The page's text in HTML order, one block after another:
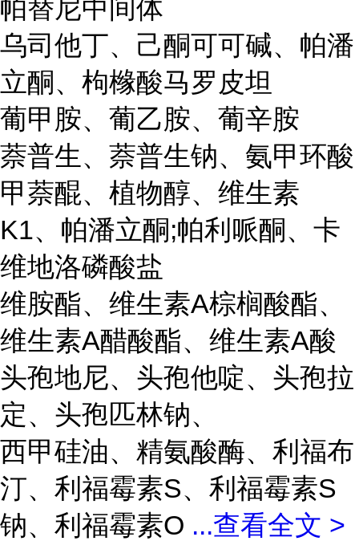
帕替尼中间体
乌司他丁、己酮可可碱、帕潘
立酮、枸橼酸马罗皮坦
葡甲胺、葡乙胺、葡辛胺
萘普生、萘普生钠、氨甲环酸
甲萘醌、植物醇、维生素
K1、帕潘立酮;帕利哌酮、卡
维地洛磷酸盐
维胺酯、维生素A棕榈酸酯、
维生素A醋酸酯、维生素A酸
头孢地尼、头孢他啶、头孢拉
定、头孢匹林钠、
西甲硅油、精氨酸酶、利福布
汀、利福霉素S、利福霉素S
钠、利福霉素O ...查看全文 >